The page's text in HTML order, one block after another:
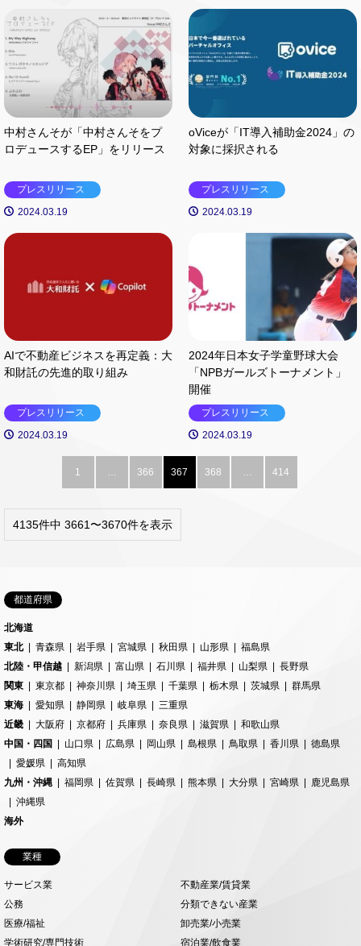
中村さんそが「中村さんそをプ
ロデュースするEP」をリリース
プレスリリース
2024.03.19
oViceが「IT導入補助金2024」の
対象に採択される
プレスリリース
2024.03.19
AIで不動産ビジネスを再定義：大
和財託の先進的取り組み
プレスリリース
2024.03.19
2024年日本女子学童野球大会
「NPBガールズトーナメント」
開催
プレスリリース
2024.03.19
1 … 366 367 368 … 414
4135件中 3661〜3670件を表示
都道府県
北海道
東北
青森県 岩手県 宮城県 秋田県 山形県
福島県
北陸・甲信越
新潟県 富山県 石川県 福井県 山梨県
長野県
関東
東京都 神奈川県 埼玉県 千葉県 栃木県 茨城県
群馬県
東海
愛知県 静岡県 岐阜県
三重県
近畿
大阪府 京都府 兵庫県 奈良県 滋賀県
和歌山県
中国・四国
山口県 広島県 岡山県 島根県 鳥取県 香川県
徳島県
愛媛県
高知県
九州・沖縄
福岡県 佐賀県 長崎県 熊本県 大分県 宮崎県
鹿児島県
沖縄県
海外
業種
サービス業
不動産業/賃貸業
公務
分類できない産業
医療/福祉
卸売業/小売業
学術研究/専門技術
宿泊業/飲食業